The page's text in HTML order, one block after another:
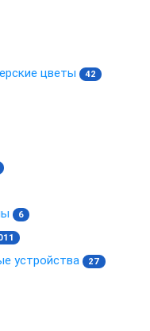
цветы 42
6
устройства 27